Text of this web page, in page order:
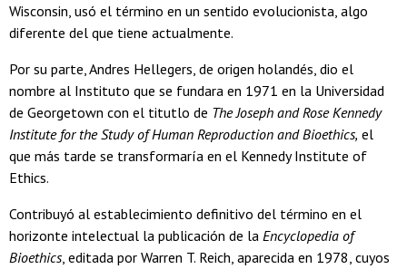
Wisconsin, usó el término en un sentido evolucionista, algo
diferente del que tiene actualmente.
Por su parte, Andres Hellegers, de origen holandés, dio el
nombre al Instituto que se fundara en 1971 en la Universidad
de Georgetown con el titutlo de The Joseph and Rose Kennedy
Institute for the Study of Human Reproduction and Bioethics, el
que más tarde se transformaría en el Kennedy Institute of
Ethics.
Contribuyó al establecimiento definitivo del término en el
horizonte intelectual la publicación de la Encyclopedia of
Bioethics, editada por Warren T. Reich, aparecida en 1978, cuyos